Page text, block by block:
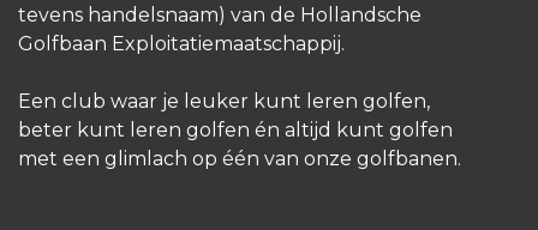
tevens handelsnaam) van de Hollandsche
Golfbaan Exploitatiemaatschappij.
Een club waar je leuker kunt leren golfen,
beter kunt leren golfen én altijd kunt golfen
met een glimlach op één van onze golfbanen.